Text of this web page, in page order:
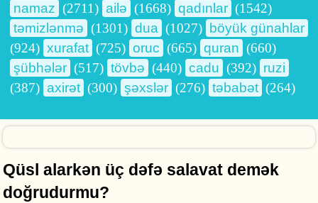
namaz (2711) ailə (1668) qadınlar (1542)
təmizlənmə (1301) dua (1027)
böyük günahlar
(924) xurafat (725) oruc (665) quran (660)
şübhələr (517) tövbə (440) cadu (392) ruzi
(387) axirət (300) şəxslər (276) təbabət (264)
Qüsl alarkən üç dəfə salavat demək
doğrudurmu?